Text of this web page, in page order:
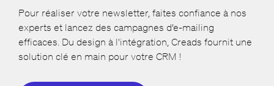
Pour réaliser votre newsletter, faites confiance à nos
experts et lancez des campagnes d’e-mailing
efficaces. Du design à l'intégration, Creads fournit une
solution clé en main pour votre CRM !